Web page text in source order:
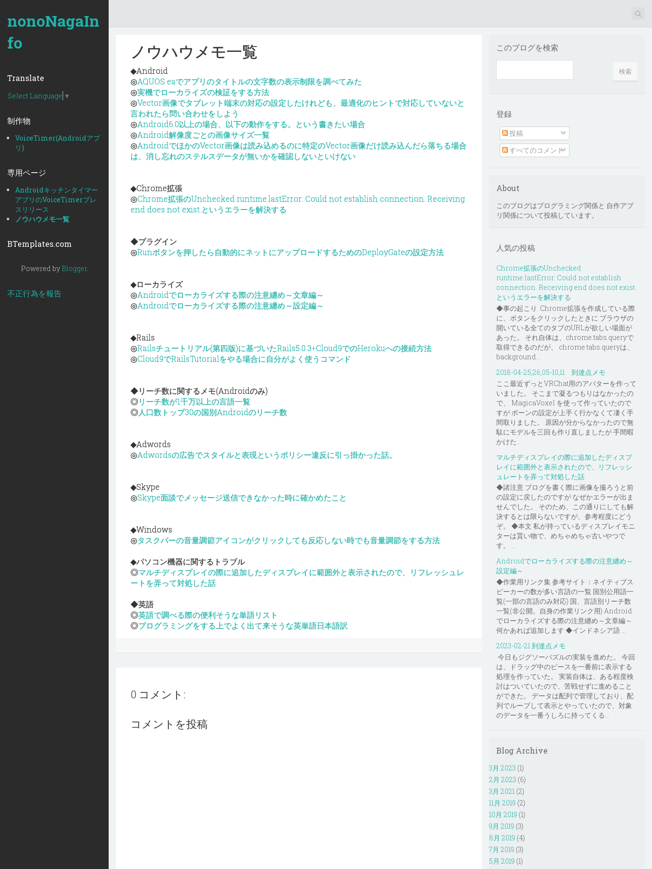
nonoNagaIn
fo
Translate
Select Language ▼
制作物
VoiceTimer(Androidアプ
リ)
専用ページ
Androidキッチンタイマー
アプリのVoiceTimerプレ
スリリース
ノウハウメモ一覧
BTemplates.com
Powered by Blogger.
不正行為を報告
ノウハウメモ一覧
◆Android
◎AQUOS eaでアプリのタイトルの文字数の表示制限を調べてみた
◎実機でローカライズの検証をする方法
◎Vector画像でタブレット端末の対応の設定したけれども、最適化のヒントで対応していないと
言われたら問い合わせをしよう
◎Android6.0以上の場合、以下の動作をする。という書きたい場合
◎Android解像度ごとの画像サイズ一覧
◎AndroidでほかのVector画像は読み込めるのに特定のVector画像だけ読み込んだら落ちる場合
は、消し忘れのステルスデータが無いかを確認しないといけない
◆Chrome拡張
◎Chrome拡張のUnchecked runtime.lastError: Could not establish connection. Receiving
end does not exist.というエラーを解決する
◆プラグイン
◎Runボタンを押したら自動的にネットにアップロードするためのDeployGateの設定方法
◆ローカライズ
◎Androidでローカライズする際の注意纏め～文章編～
◎Androidでローカライズする際の注意纏め～設定編～
◆Rails
◎Railsチュートリアル(第四版)に基づいたRails5.0.3+Cloud9でのHerokuへの接続方法
◎Cloud9でRailsTutorialをやる場合に自分がよく使うコマンド
◆リーチ数に関するメモ(Androidのみ)
◎リーチ数が1千万以上の言語一覧
◎人口数トップ30の国別Androidのリーチ数
◆Adwords
◎Adwordsの広告でスタイルと表現というポリシー違反に引っ掛かった話。
◆Skype
◎Skype面談でメッセージ送信できなかった時に確かめたこと
◆Windows
◎タスクバーの音量調節アイコンがクリックしても反応しない時でも音量調節をする方法
◆パソコン機器に関するトラブル
◎マルチディスプレイの際に追加したディスプレイに範囲外と表示されたので、リフレッシュレ
ートを弄って対処した話
◆英語
◎英語で調べる際の便利そうな単語リスト
◎プログラミングをする上でよく出て来そうな英単語日本語訳
0 コメント:
コメントを投稿
このブログを検索
登録
投稿
すべてのコメント
About
このブログはプログラミング関係と 自作アプ
リ関係について投稿しています。
人気の投稿
Chrome拡張のUnchecked
runtime.lastError: Could not establish
connection. Receiving end does not exist.
というエラーを解決する
◆事の起こり Chrome拡張を作成している際
に、ボタンをクリックしたときに ブラウザの
開いている全てのタブのURLが欲しい場面が
あった。 それ自体は、chrome.tabs.queryで
取得できるのだが、 chrome.tabs.queryは、
background...
2018-04-25,26,05-10,11 到達点メモ
ここ最近ずっとVRChat用のアバターを作って
いました。 そこまで凝るつもりはなかったの
で、 MagicaVoxel を使って作っていたので
すが ボーンの設定が上手く行かなくて凄く手
間取りました。 原因が分からなかったので無
駄にモデルを三回も作り直しましたが 手間暇
かけた...
マルチディスプレイの際に追加したディスプ
レイに範囲外と表示されたので、リフレッシ
ュレートを弄って対処した話
◆諸注意 ブログを書く際に画像を撮ろうと前
の設定に戻したのですが なぜかエラーが出ま
せんでした。 そのため、この通りにしても解
決するとは限らないですが、参考程度にどう
ぞ。 ◆本文 私が持っているディスプレイモニ
ターは貰い物で、めちゃめちゃ古いやつで
す。 ...
Androidでローカライズする際の注意纏め～
設定編～
◆作業用リンク集 参考サイト：ネイティブス
ピーカーの数が多い言語の一覧 国別公用語一
覧(一部の言語のみ対応) 国、言語別リーチ数
一覧(非公開。自身の作業リンク用) Android
でローカライズする際の注意纏め～文章編～
何かあれば追加します ◆インドネシア語 ...
2023-02-21 到達点メモ
今日もジグソーパズルの実装を進めた。 今回
は、ドラッグ中のピースを一番前に表示する
処理を作っていた。 実装自体は、ある程度検
討はついていたので、苦戦せずに進めること
ができた。 データは配列で管理しており、配
列でループして表示とやっていたので、対象
のデータを一番うしろに持ってくる...
Blog Archive
3月 2023 (1)
2月 2023 (6)
3月 2021 (2)
11月 2019 (2)
10月 2019 (1)
9月 2019 (3)
8月 2019 (4)
7月 2019 (3)
5月 2019 (1)